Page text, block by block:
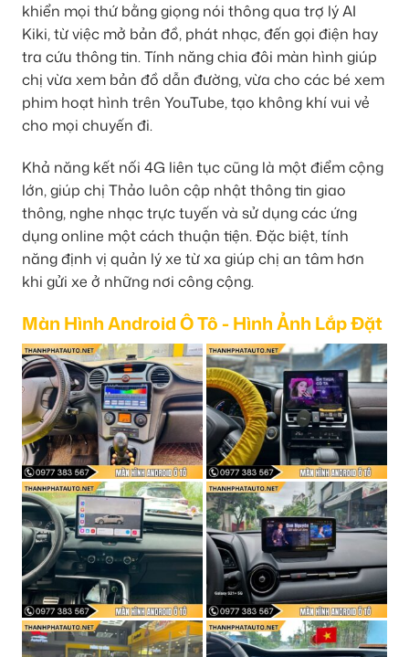
khiển mọi thứ bằng giọng nói thông qua trợ lý AI
Kiki, từ việc mở bản đồ, phát nhạc, đến gọi điện hay
tra cứu thông tin. Tính năng chia đôi màn hình giúp
chị vừa xem bản đồ dẫn đường, vừa cho các bé xem
phim hoạt hình trên YouTube, tạo không khí vui vẻ
cho mọi chuyến đi.
Khả năng kết nối 4G liên tục cũng là một điểm cộng
lớn, giúp chị Thảo luôn cập nhật thông tin giao
thông, nghe nhạc trực tuyến và sử dụng các ứng
dụng online một cách thuận tiện. Đặc biệt, tính
năng định vị quản lý xe từ xa giúp chị an tâm hơn
khi gửi xe ở những nơi công cộng.
Màn Hình Android Ô Tô - Hình Ảnh Lắp Đặt